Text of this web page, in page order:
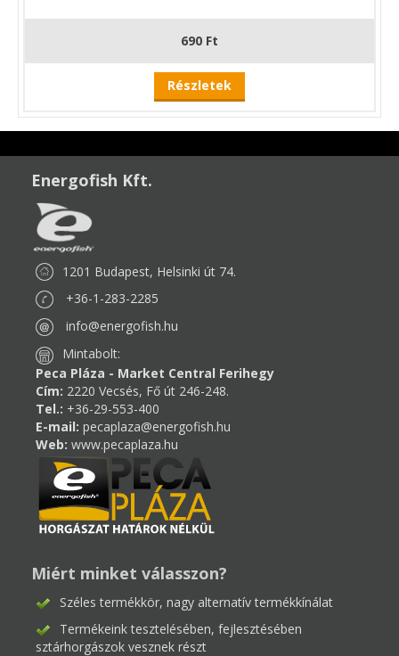
690 Ft
Részletek
Energofish Kft.
1201 Budapest, Helsinki út 74.
+36-1-283-2285
info@energofish.hu
Mintabolt:
Peca Pláza - Market Central Ferihegy
Cím: 2220 Vecsés, Fő út 246-248.
Tel.: +36-29-553-400
E-mail: pecaplaza@energofish.hu
Web: www.pecaplaza.hu
Miért minket válasszon?
Széles termékkör, nagy alternatív termékkínálat
Termékeink tesztelésében, fejlesztésében
sztárhorgászok vesznek részt